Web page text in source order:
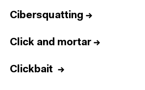
Cibersquatting →
Click and mortar→
Clickbait →